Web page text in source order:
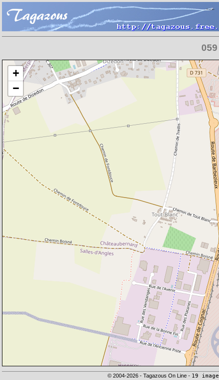
Chargement de la carte en cours
+
−
© 2004-2026 - Tagazous On Line - 19